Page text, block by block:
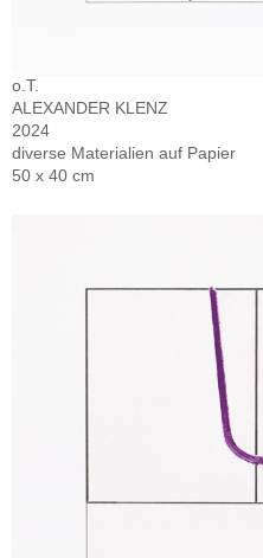
o.T.
ALEXANDER KLENZ
2024
diverse Materialien auf Papier
50 x 40 cm